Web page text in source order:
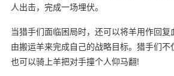
人出击，完成一场埋伏。
当猎手们面临困局时，还可以将羊用作回复
由搬运羊来完成自己的战略目标。猎手们不
也可以骑上羊把对手撞个人仰马翻!